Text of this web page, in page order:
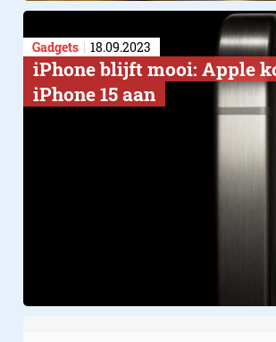
Gadgets 18.09.2023
iPhone blijft mooi: Apple
iPhone 15 aan